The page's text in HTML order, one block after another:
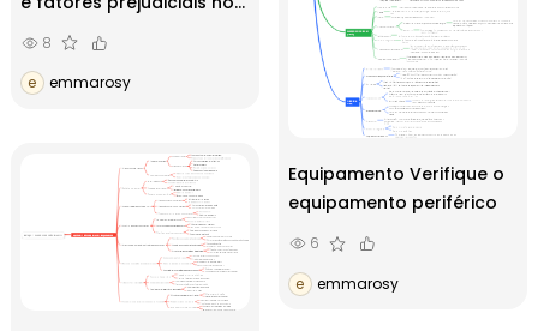
processo de produção
8
e
emmarosy
Equipamento Verifique o
equipamento periférico
6
e
emmarosy